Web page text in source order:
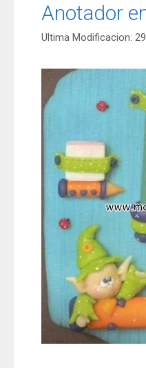
Anotador